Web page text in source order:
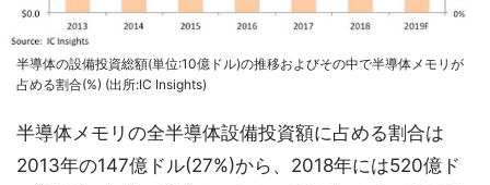
半導体の設備投資総額(単位:10億ドル)の推移およびその中で半導体メモリが
占める割合(%) (出所:IC Insights)
半導体メモリの全半導体設備投資額に占める割合は
2013年の147億ドル(27%)から、2018年には520億ド